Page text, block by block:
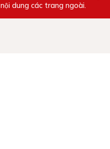
dung các trang ngoài.